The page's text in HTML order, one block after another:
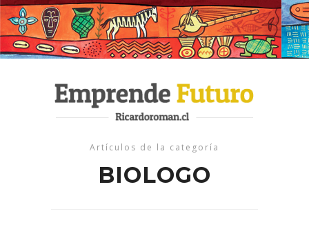
Artículos de la categoría
BIOLOGO